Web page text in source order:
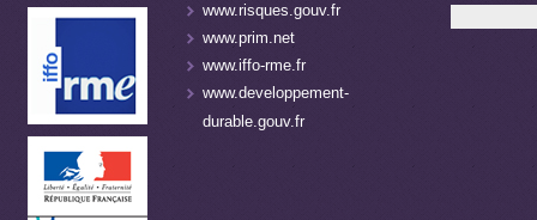
www.risques.gouv.fr
www.prim.net
www.iffo-rme.fr
www.developpement-
durable.gouv.fr